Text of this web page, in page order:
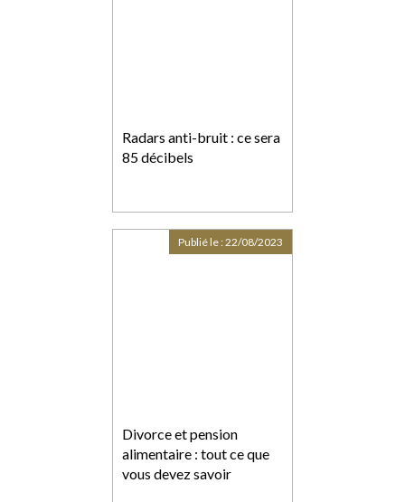
Radars anti-bruit : ce sera
85 décibels
Divorce et pension
alimentaire : tout ce que
vous devez savoir
Publié le :22/08/2023